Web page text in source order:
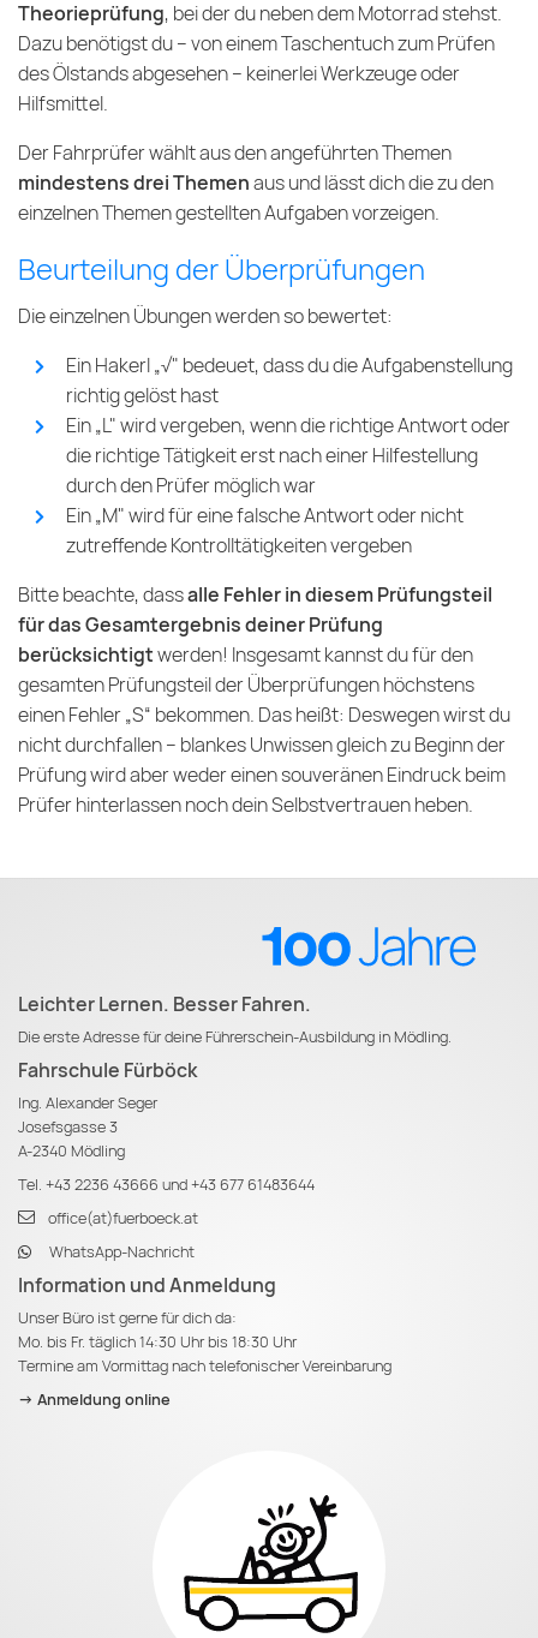
Theorieprüfung, bei der du neben dem Motorrad stehst.
Dazu benötigst du – von einem Taschentuch zum Prüfen
des Ölstands abgesehen – keinerlei Werkzeuge oder
Hilfsmittel.
Der Fahrprüfer wählt aus den angeführten Themen
mindestens drei Themenaus und lässt dich die zu den
einzelnen Themen gestellten Aufgaben vorzeigen.
Beurteilung der Überprüfungen
Die einzelnen Übungen werden so bewertet:
Ein Hakerl „√" bedeuet, dass du die Aufgabenstellung
richtig gelöst hast
Ein „L" wird vergeben, wenn die richtige Antwort oder
die richtige Tätigkeit erst nach einer Hilfestellung
durch den Prüfer möglich war
Ein „M" wird für eine falsche Antwort oder nicht
zutreffende Kontrolltätigkeiten vergeben
Bitte beachte, dassalle Fehler in diesem Prüfungsteil
für das Gesamtergebnis deiner Prüfung
berücksichtigtwerden! Insgesamt kannst du für den
gesamten Prüfungsteil der Überprüfungen höchstens
einen Fehler „S“ bekommen. Das heißt: Deswegen wirst du
nicht durchfallen – blankes Unwissen gleich zu Beginn der
Prüfung wird aber weder einen souveränen Eindruck beim
Prüfer hinterlassen noch dein Selbstvertrauen heben.
Leichter Lernen. Besser Fahren.
Die erste Adresse für deine Führerschein-Ausbildung in Mödling.
Fahrschule Fürböck
Ing. Alexander Seger
Josefsgasse 3
A-2340 Mödling
Tel. +43 2236 43666 und+43 677 61483644
office(at)fuerboeck.at
WhatsApp-Nachricht
Information und Anmeldung
Unser Büro ist gerne für dich da:
Mo. bis Fr. täglich 14:30 Uhr bis 18:30 Uhr
Termine am Vormittag nach telefonischer Vereinbarung
-> Anmeldung online